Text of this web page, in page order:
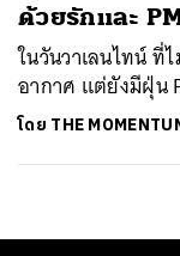
ด้วยรักและ
ในวันวาเลนไทน์ ที่
อากาศ แต่ยังมีฝุ่น
โดย THE